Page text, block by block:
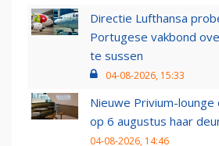
Directie Lufthansa
Portugese vakbond
te sussen
04-08-2026, 15:33
Nieuwe Privium-lounge
op 6 augustus haar
04-08-2026, 14:46